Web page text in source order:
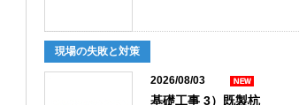
現場の失敗と対策
2026/08/03
基礎工事 3）既製杭